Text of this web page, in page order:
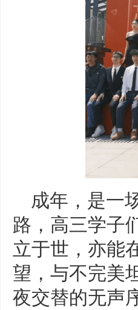
成年，是一
路，高三学子
立于世，亦能
望，与不完美
夜交替的无声